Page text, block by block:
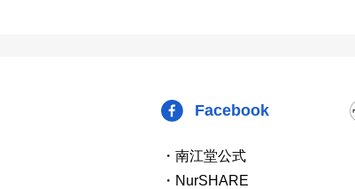
Facebook
・南江堂公式
・NurSHARE